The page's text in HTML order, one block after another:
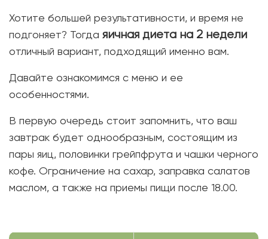
Хотите большей результативности, и время не
подгоняет? Тогда яичная диета на 2 недели
отличный вариант, подходящий именно вам.
Давайте ознакомимся с меню и ее
особенностями.
В первую очередь стоит запомнить, что ваш
завтрак будет однообразным, состоящим из
пары яиц, половинки грейпфрута и чашки черного
кофе. Ограничение на сахар, заправка салатов
маслом, а также на приемы пищи после 18.00.